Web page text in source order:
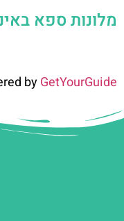
מלונות ספא
byGetYourGuide